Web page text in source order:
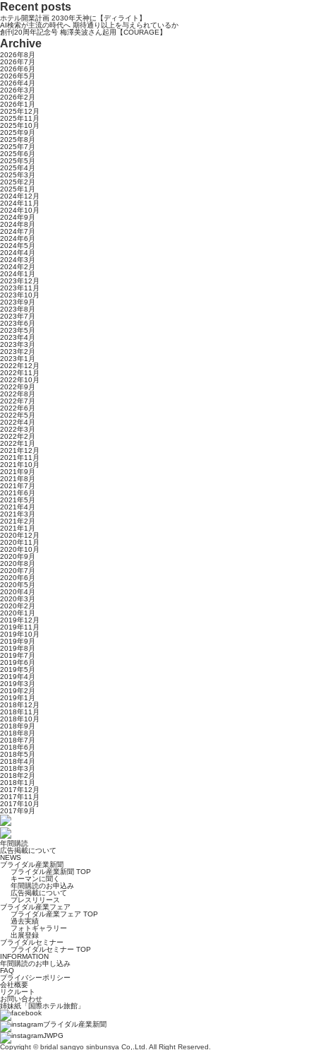
Recent posts
ホテル開業計画 2030年天神に【ディライト】
AI検索が主流の時代へ 期待通り以上を与えられているか
創刊20周年記念号 梅澤美波さん起用【COURAGE】
Archive
2026年8月
2026年7月
2026年6月
2026年5月
2026年4月
2026年3月
2026年2月
2026年1月
2025年12月
2025年11月
2025年10月
2025年9月
2025年8月
2025年7月
2025年6月
2025年5月
2025年4月
2025年3月
2025年2月
2025年1月
2024年12月
2024年11月
2024年10月
2024年9月
2024年8月
2024年7月
2024年6月
2024年5月
2024年4月
2024年3月
2024年2月
2024年1月
2023年12月
2023年11月
2023年10月
2023年9月
2023年8月
2023年7月
2023年6月
2023年5月
2023年4月
2023年3月
2023年2月
2023年1月
2022年12月
2022年11月
2022年10月
2022年9月
2022年8月
2022年7月
2022年6月
2022年5月
2022年4月
2022年3月
2022年2月
2022年1月
2021年12月
2021年11月
2021年10月
2021年9月
2021年8月
2021年7月
2021年6月
2021年5月
2021年4月
2021年3月
2021年2月
2021年1月
2020年12月
2020年11月
2020年10月
2020年9月
2020年8月
2020年7月
2020年6月
2020年5月
2020年4月
2020年3月
2020年2月
2020年1月
2019年12月
2019年11月
2019年10月
2019年9月
2019年8月
2019年7月
2019年6月
2019年5月
2019年4月
2019年3月
2019年2月
2019年1月
2018年12月
2018年11月
2018年10月
2018年9月
2018年8月
2018年7月
2018年6月
2018年5月
2018年4月
2018年3月
2018年2月
2018年1月
2017年12月
2017年11月
2017年10月
2017年9月
年間購読
広告掲載について
NEWS
ブライダル産業新聞
ブライダル産業新聞 TOP
キーマンに聞く
年間購読のお申込み
広告掲載について
プレスリリース
ブライダル産業フェア
ブライダル産業フェア TOP
過去実績
フォトギャラリー
出展登録
ブライダルセミナー
ブライダルセミナー TOP
INFORMATION
年間購読のお申し込み
FAQ
プライバシーポリシー
会社概要
リクルート
お問い合わせ
姉妹紙「国際ホテル旅館」
ブライダル産業新聞
JWPG
Copyright © bridal sangyo sinbunsya Co,.Ltd. All Right Reserved.